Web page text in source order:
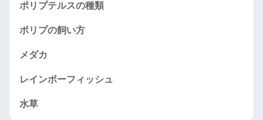
ポリプテルスの種類
ポリプの飼い方
メダカ
レインボーフィッシュ
水草